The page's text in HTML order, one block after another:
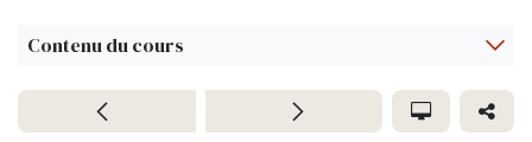
Contenu du cours